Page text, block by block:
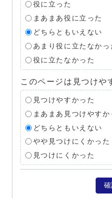
役に立った
まあまあ役に立った
どちらともいえない
あまり役に立たなかっ
役に立たなかった
このページは見つけや
見つけやすかった
まあまあ見つけやすか
どちらともいえない
やや見つけにくかった
見つけにくかった